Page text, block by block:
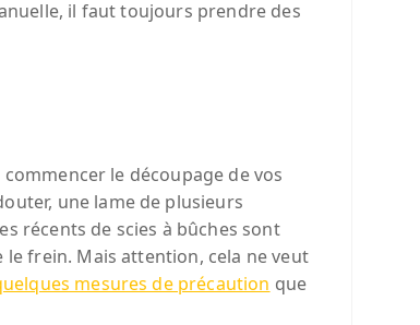
il faut toujours prendre des
le découpage de vos
une lame de plusieurs
récents de scies à bûches sont
frein. Mais attention, cela ne veut
mesures de précaution que